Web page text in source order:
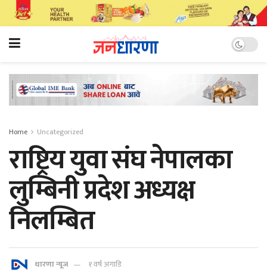
Home Uncategorized
राष्ट्रिय युवा संघ नेपालका
लुम्बिनी प्रदेश अध्यक्ष
निलम्बित
धारणा न्यूज १ वर्ष अगाडि